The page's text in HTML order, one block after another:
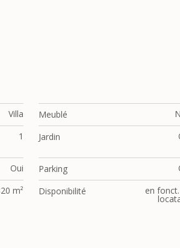
Villa Meublé
1 Jardin
Oui Parking
m² Disponibilité en